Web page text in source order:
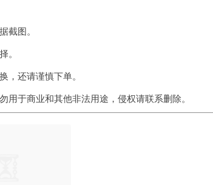
截图。
。
，还请谨慎下单。
于商业和其他非法用途，侵权请联系删除。